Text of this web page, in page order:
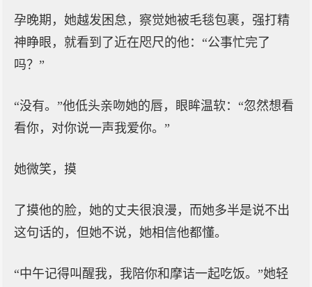
孕晚期，她越发困怠，察觉她被毛毯包裹，强打精
神睁眼，就看到了近在咫尺的他：“公事忙完了
吗？”
“没有。”他低头亲吻她的唇，眼眸温软：“忽然想看
看你，对你说一声我爱你。”
她微笑，摸
了摸他的脸，她的丈夫很浪漫，而她多半是说不出
这句话的，但她不说，她相信他都懂。
“中午记得叫醒我，我陪你和摩诘一起吃饭。”她轻